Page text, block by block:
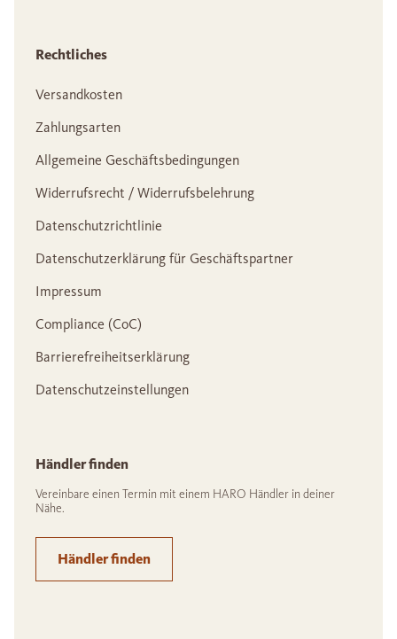
Rechtliches
Versandkosten
Zahlungsarten
Allgemeine Geschäftsbedingungen
Widerrufsrecht / Widerrufsbelehrung
Datenschutzrichtlinie
Datenschutzerklärung für Geschäftspartner
Impressum
Compliance (CoC)
Barrierefreiheitserklärung
Datenschutzeinstellungen
Händler finden
Vereinbare einen Termin mit einem HARO Händler in deiner
Nähe.
Händler finden